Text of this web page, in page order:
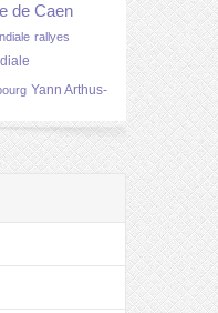
de Caen
rallyes
Yann Arthus-